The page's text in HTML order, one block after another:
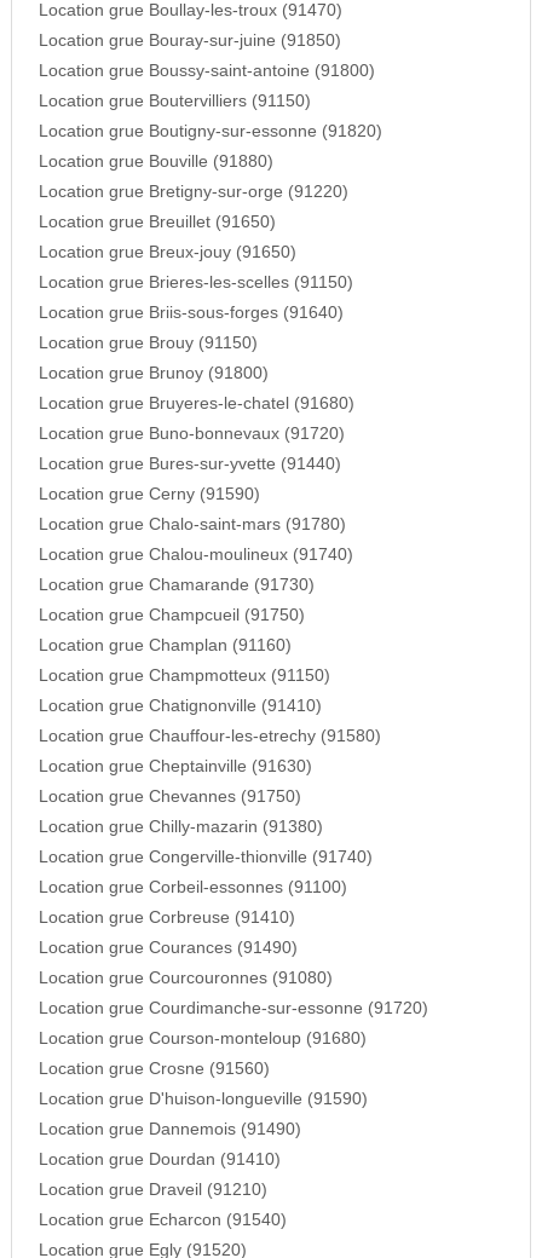
Location grue Boullay-les-troux (91470)
Location grue Bouray-sur-juine (91850)
Location grue Boussy-saint-antoine (91800)
Location grue Boutervilliers (91150)
Location grue Boutigny-sur-essonne (91820)
Location grue Bouville (91880)
Location grue Bretigny-sur-orge (91220)
Location grue Breuillet (91650)
Location grue Breux-jouy (91650)
Location grue Brieres-les-scelles (91150)
Location grue Briis-sous-forges (91640)
Location grue Brouy (91150)
Location grue Brunoy (91800)
Location grue Bruyeres-le-chatel (91680)
Location grue Buno-bonnevaux (91720)
Location grue Bures-sur-yvette (91440)
Location grue Cerny (91590)
Location grue Chalo-saint-mars (91780)
Location grue Chalou-moulineux (91740)
Location grue Chamarande (91730)
Location grue Champcueil (91750)
Location grue Champlan (91160)
Location grue Champmotteux (91150)
Location grue Chatignonville (91410)
Location grue Chauffour-les-etrechy (91580)
Location grue Cheptainville (91630)
Location grue Chevannes (91750)
Location grue Chilly-mazarin (91380)
Location grue Congerville-thionville (91740)
Location grue Corbeil-essonnes (91100)
Location grue Corbreuse (91410)
Location grue Courances (91490)
Location grue Courcouronnes (91080)
Location grue Courdimanche-sur-essonne (91720)
Location grue Courson-monteloup (91680)
Location grue Crosne (91560)
Location grue D'huison-longueville (91590)
Location grue Dannemois (91490)
Location grue Dourdan (91410)
Location grue Draveil (91210)
Location grue Echarcon (91540)
Location grue Egly (91520)